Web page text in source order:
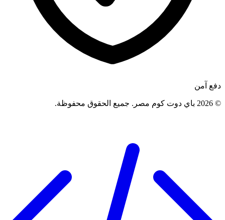
دفع آمن
©
2026 باي دوت كوم مصر . جميع الحقوق محفوظة.